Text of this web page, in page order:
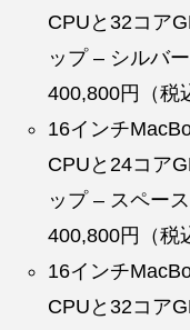
CPUと32コア
ップ – シルバー
400,800円（税
16インチ
CPUと24コア
ップ – スペー
400,800円（税
16インチ
CPUと32コア